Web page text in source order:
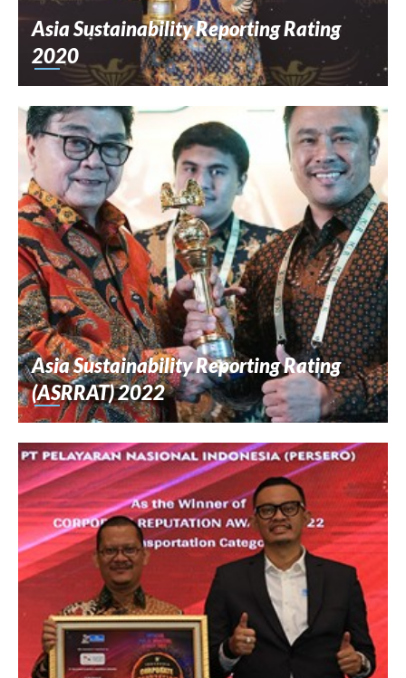
Asia Sustainability Reporting Rating
2020
Asia Sustainability Reporting Rating
(ASRRAT) 2022